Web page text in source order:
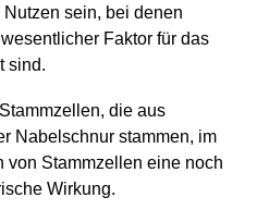
sein, bei denen
Faktor für das
sind.
die aus
Nabelschnur stammen, im
von Stammzellen eine noch
Wirkung.